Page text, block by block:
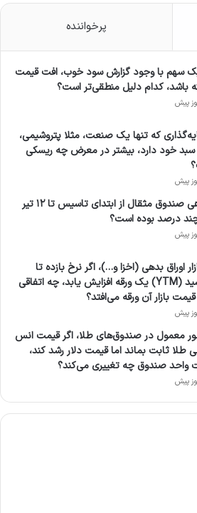
پرخواننده
سهم با وجود گزارش سود خوب، افت قیمت
باشد، کدام دلیل منطقی‌تر است؟
که تنها یک صنعت، مثلا پتروشیمی،
سبد خود دارد، بیشتر در معرض چه ریسکی
بازدهی صندوق مثقال از ابتدای تاسیس تا ۱۲ تیر
درصد بوده است؟
اوراق بدهی (اخزا و…)، اگر نرخ بازده تا
سررسید (YTM) یک ورقه افزایش یابد، چه اتفاقی
بازار آن ورقه می‌افتد؟
معمول در صندوق‌های طلا، اگر قیمت انس
طلا ثابت بماند اما قیمت دلار رشد کند،
واحد صندوق چه تغییری می‌کند؟